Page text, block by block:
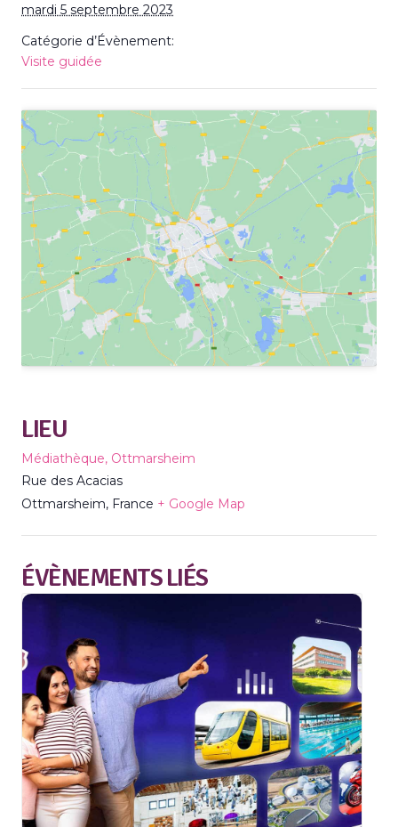
mardi 5 septembre 2023
Catégorie d’Évènement:
Visite guidée
LIEU
Médiathèque, Ottmarsheim
Rue des Acacias
Ottmarsheim, France + Google Map
ÉVÈNEMENTS LIÉS